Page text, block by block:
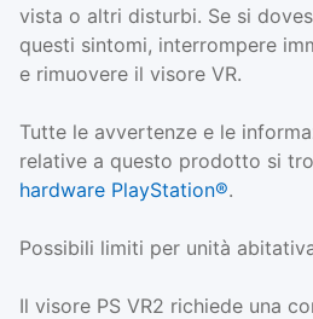
vista o altri disturbi. Se si
questi sintomi, interrompere
e rimuovere il visore VR.
Tutte le avvertenze e le
relative a questo prodotto si
hardware PlayStation®.
Possibili limiti per unità
Il visore PS VR2 richiede una